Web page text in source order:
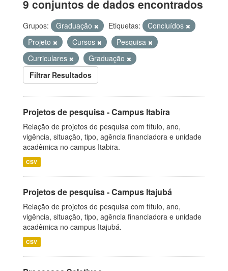
9 conjuntos de dados encontrados
Grupos: Graduação Etiquetas:
Concluídos
Projeto
Cursos
Pesquisa
Curriculares
Graduação
Filtrar Resultados
Projetos de pesquisa - Campus Itabira
Relação de projetos de pesquisa com título, ano,
vigência, situação, tipo, agência financiadora e unidade
acadêmica no campus Itabira.
CSV
Projetos de pesquisa - Campus Itajubá
Relação de projetos de pesquisa com título, ano,
vigência, situação, tipo, agência financiadora e unidade
acadêmica no campus Itajubá.
CSV